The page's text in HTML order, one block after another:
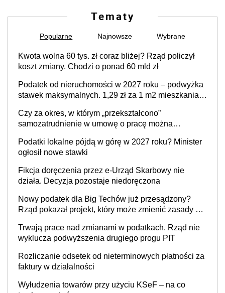
Tematy
Popularne Najnowsze Wybrane
Kwota wolna 60 tys. zł coraz bliżej? Rząd policzył
koszt zmiany. Chodzi o ponad 60 mld zł
Podatek od nieruchomości w 2027 roku – podwyżka
stawek maksymalnych. 1,29 zł za 1 m2 mieszkania,
prowadzeniem działalności gospodarczej
Czy za okres, w którym „przekształcono”
samozatrudnienie w umowę o pracę można
cywilnoprawnej jedynym racjonalnym wyjściem
Podatki lokalne pójdą w górę w 2027 roku? Minister
ogłosił nowe stawki
Fikcja doręczenia przez e-Urząd Skarbowy nie
działa. Decyzja pozostaje niedoręczona
Nowy podatek dla Big Techów już przesądzony?
Rząd pokazał projekt, który może zmienić zasady gry
Trwają prace nad zmianami w podatkach. Rząd nie
wyklucza podwyższenia drugiego progu PIT
Rozliczanie odsetek od nieterminowych płatności za
faktury w działalności
Wyłudzenia towarów przy użyciu KSeF – na co